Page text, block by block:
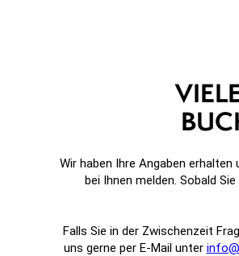
Wir haben Ihre Angaben
bei Ihnen melden. Sobald
Falls Sie in der Zwischenzeit
uns gerne per E-Mail unter